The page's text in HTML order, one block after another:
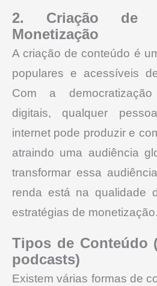
2. Criação de
Monetização
A criação de conteúdo é
populares e acessíveis
Com a
digitais, qualquer
internet pode produzir e
atraindo uma audiência
transformar essa
renda está na qualidade
estratégias de monetização.
Tipos de Conteúdo
podcasts)
Existem várias formas de